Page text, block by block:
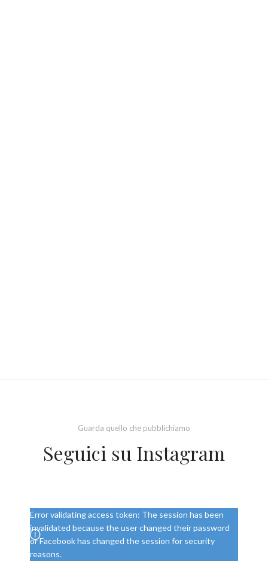
Guarda quello che pubblichiamo
Seguici su Instagram
Error validating access token: The session has been
invalidated because the user changed their password
or Facebook has changed the session for security
reasons.